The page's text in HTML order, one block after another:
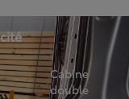
Cabine
double